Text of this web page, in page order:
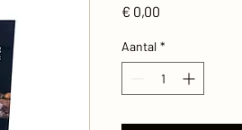
€ 0,00
Aantal *